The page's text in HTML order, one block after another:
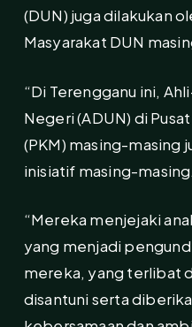
(DUN) juga dilakukan
Masyarakat DUN
“Di Terengganu ini,
Negeri (ADUN) di
(PKM) masing-masing
inisiatif masing-masing.
“Mereka menjejaki
yang menjadi
mereka, yang terlibat
disantuni serta